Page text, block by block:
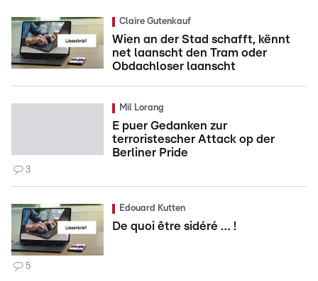
Claire Gutenkauf
Wien an der Stad schafft, kënnt
net laanscht den Tram oder
Obdachloser laanscht
Mil Lorang
E puer Gedanken zur
terroristescher Attack op der
Berliner Pride
3
Edouard Kutten
De quoi être sidéré … !
5